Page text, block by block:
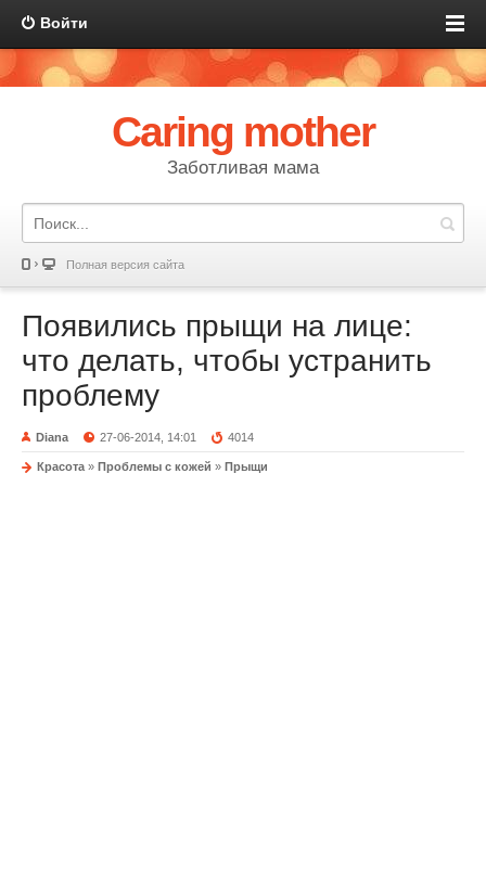
Войти
Caring mother
Заботливая мама
Полная версия сайта
Появились прыщи на лице:
что делать, чтобы устранить
проблему
Diana 27-06-2014, 14:01 4014
Красота » Проблемы с кожей » Прыщи